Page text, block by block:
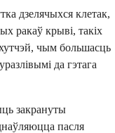
дзелячыхся клетак,
ракаў крыві, такіх
чым большасць
да гэтага
закрануты
пасля